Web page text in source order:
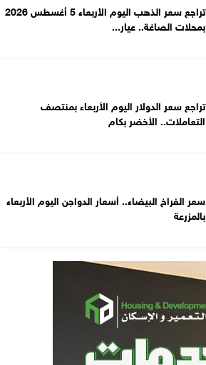
تراجع سعر الذهب اليوم الأربعاء 5 أغسطس 2026
بمحلات الصاغة.. عيار...
تراجع سعر الدولار اليوم الأربعاء بمنتصف
التعاملات.. الأخضر بكام
سعر الفراخ البيضاء.. أسعار الدواجن اليوم الأربعاء
بالمزرعة